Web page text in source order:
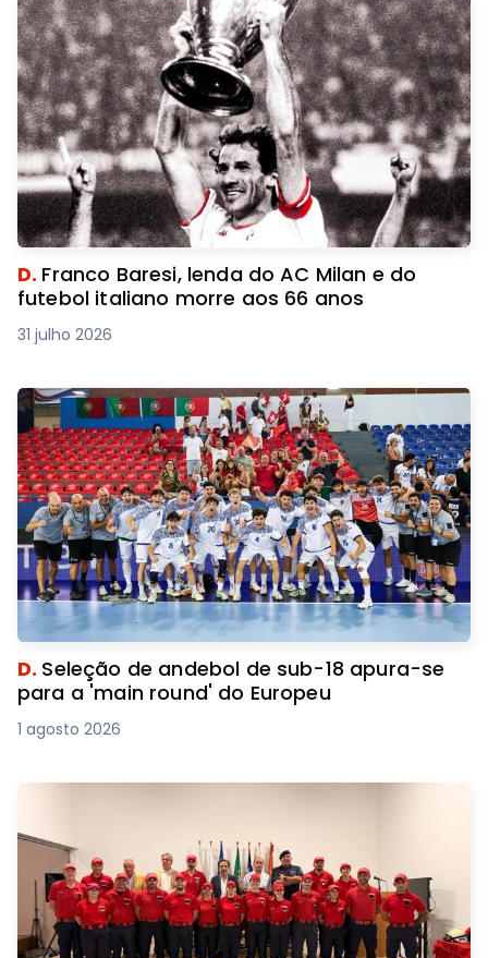
D. Franco Baresi, lenda do AC Milan e do
futebol italiano morre aos 66 anos
31 julho 2026
D. Seleção de andebol de sub-18 apura-se
para a 'main round' do Europeu
1 agosto 2026